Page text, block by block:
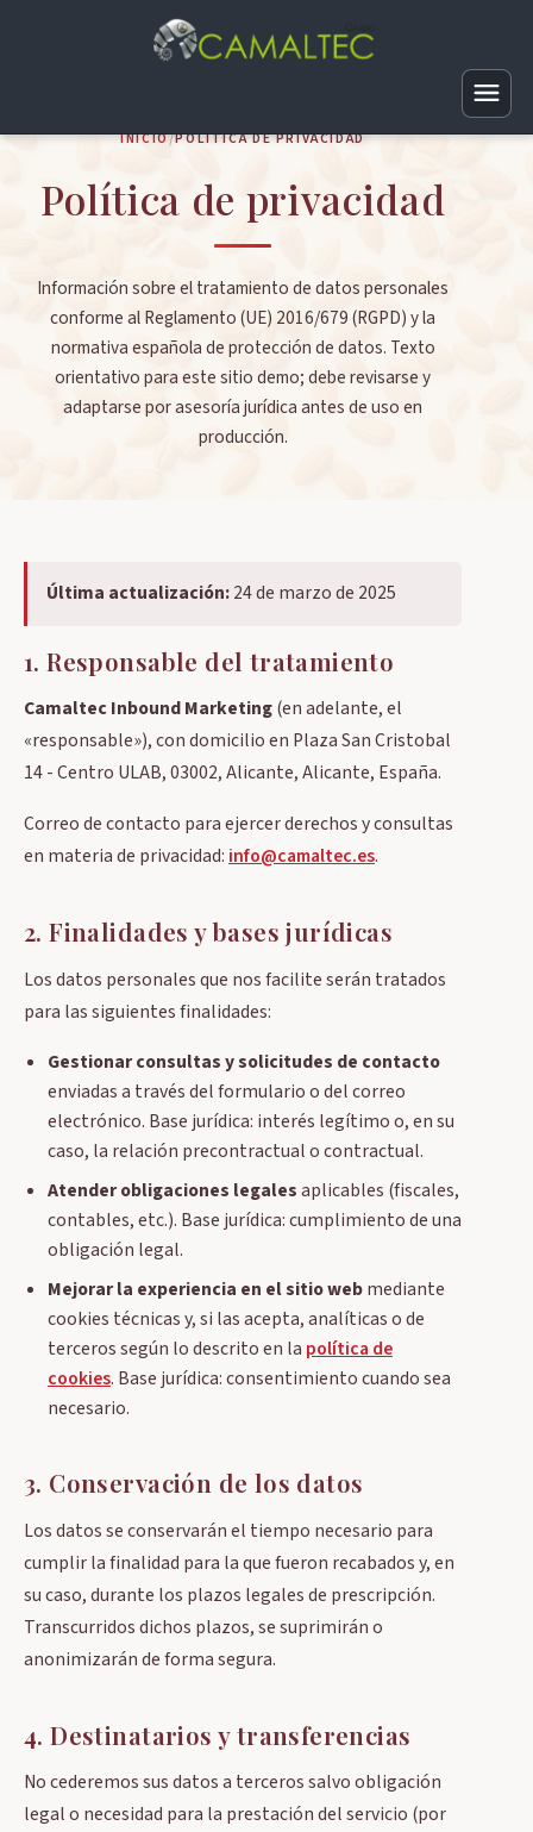
Web básica
Mantenimiento web
Directorios
Traducción
Vinilos
Vectorización
Infografías
Tarjetas de visita
Posicionamiento web
Penalizaciones SEO
SEO marca blanca
Pago por conversión
Notas de prensa
Redes sociales
Redacción de contenidos
Vídeo marketing
Android
iOS
Restaurantes
Fotografía de producto
Recuperación de dominios
Hosting Profesional Mac
Servidor dedicado Linux administrado
Certificado Seguridad SSL
Asistencia remota
INICIO/POLÍTICA DE PRIVACIDAD
Política de privacidad
Información sobre el tratamiento de datos personales
conforme al Reglamento (UE) 2016/679 (RGPD) y la
normativa española de protección de datos. Texto
orientativo para este sitio demo; debe revisarse y
adaptarse por asesoría jurídica antes de uso en
producción.
Última actualización:24 de marzo de 2025
1. Responsable del tratamiento
Camaltec Inbound Marketing(en adelante, el
«responsable»), con domicilio en Plaza San Cristobal
14 - Centro ULAB, 03002, Alicante, Alicante, España.
Correo de contacto para ejercer derechos y consultas
en materia de privacidad: info@camaltec.es.
2. Finalidades y bases jurídicas
Los datos personales que nos facilite serán tratados
para las siguientes finalidades:
Gestionar consultas y solicitudes de contacto
enviadas a través del formulario o del correo
electrónico. Base jurídica: interés legítimo o, en su
caso, la relación precontractual o contractual.
Atender obligaciones legalesaplicables (fiscales,
contables, etc.). Base jurídica: cumplimiento de una
obligación legal.
Mejorar la experiencia en el sitio webmediante
cookies técnicas y, si las acepta, analíticas o de
terceros según lo descrito en la política de
cookies. Base jurídica: consentimiento cuando sea
necesario.
3. Conservación de los datos
Los datos se conservarán el tiempo necesario para
cumplir la finalidad para la que fueron recabados y, en
su caso, durante los plazos legales de prescripción.
Transcurridos dichos plazos, se suprimirán o
anonimizarán de forma segura.
4. Destinatarios y transferencias
No cederemos sus datos a terceros salvo obligación
legal o necesidad para la prestación del servicio (por